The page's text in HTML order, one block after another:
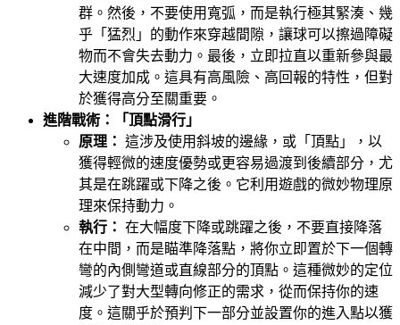
群。然後，不要使用寬弧，而是執行極其緊湊、幾
乎「猛烈」的動作來穿越間隙，讓球可以擦過障礙
物而不會失去動力。最後，立即拉直以重新參與最
大速度加成。這具有高風險、高回報的特性，但對
於獲得高分至關重要。
進階戰術：「頂點滑行」
原理： 這涉及使用斜坡的邊緣，或「頂點」，以
獲得輕微的速度優勢或更容易過渡到後續部分，尤
其是在跳躍或下降之後。它利用遊戲的微妙物理原
理來保持動力。
執行： 在大幅度下降或跳躍之後，不要直接降落
在中間，而是瞄準降落點，將你立即置於下一個轉
彎的內側彎道或直線部分的頂點。這種微妙的定位
減少了對大型轉向修正的需求，從而保持你的速
度。這關乎於預判下一部分並設置你的進入點以獲